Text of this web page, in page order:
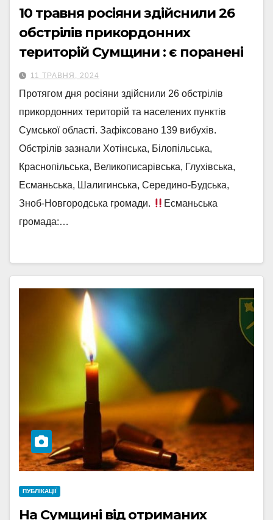
10 травня росіяни здійснили 26
обстрілів прикордонних
територій Сумщини : є поранені
11 ТРАВНЯ, 2024
Протягом дня росіяни здійснили 26 обстрілів
прикордонних територій та населених пунктів
Сумської області. Зафіксовано 139 вибухів.
Обстрілів зазнали Хотінська, Білопільська,
Краснопільська, Великописарівська, Глухівська,
Есманьська, Шалигинська, Середино-Будська,
Зноб-Новгородська громади.
Есманьська
громада:…
ПУБЛІКАЦІЇ
На Сумщині від отриманих